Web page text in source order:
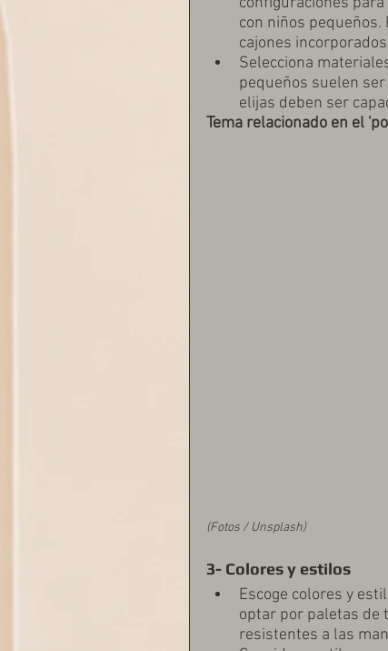
con niños
cajones
Selecciona
pequeños suelen
elijas deben ser
Tema relacionado en el
(Fotos / Unsplash)
3- Colores y estilos
Escoge colores y
optar por paletas de
resistentes a las